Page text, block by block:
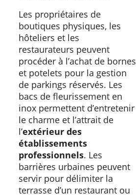
Les propriétaires de
boutiques physiques, les
hôteliers et les
restaurateurs peuvent
procéder à l’achat de bornes
et potelets pour la gestion
de parkings réservés. Les
bacs de fleurissement en
inox permettent d’entretenir
le charme et l’attrait de
l’extérieur des
établissements
professionnels. Les
barrières urbaines peuvent
servir pour délimiter la
terrasse d’un restaurant ou